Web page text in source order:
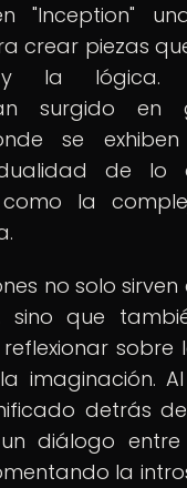
"Inception"
crear piezas
la lógica.
surgido en
se
de lo
la
no solo
que
sobre
imaginación.
detrás
diálogo
la